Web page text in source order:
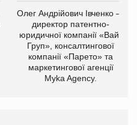
Олег Андрійович Івченко —
директор патентно-
юридичної компанії «Вайз
Груп», консалтингової
компанії «Парето» та
маркетингової агенції
Myka Agency.